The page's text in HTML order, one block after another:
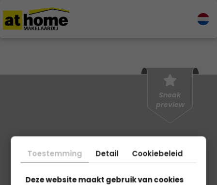
Sneak
preview
Helaas deze woning is niet
meer beschikbaar als Sneak
preview
Toestemming Detail Cookiebeleid
Deze website maakt gebruik van cookies